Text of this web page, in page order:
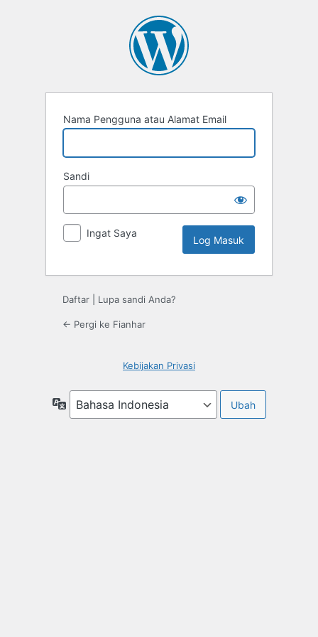
Nama Pengguna atau Alamat Email
Sandi
Ingat Saya
Daftar Lupa sandi Anda?
← Pergi ke Fianhar
Kebijakan Privasi
Bahasa